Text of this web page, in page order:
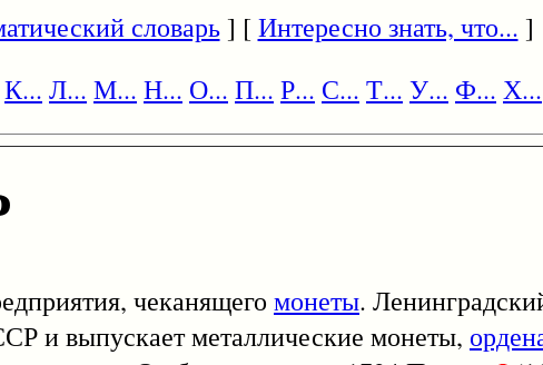
словарь] [Интересно знать, что... ]
К... Л... М... Н... О... П... Р... С... Т... У... Ф... Х...
чеканящего монеты.
и выпускает металлические монеты,